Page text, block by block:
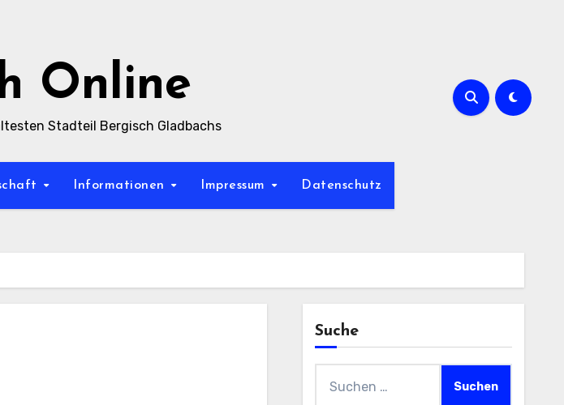
Online
Stadteil Bergisch Gladbachs
Informationen Impressum Datenschutz
Suche
nach: